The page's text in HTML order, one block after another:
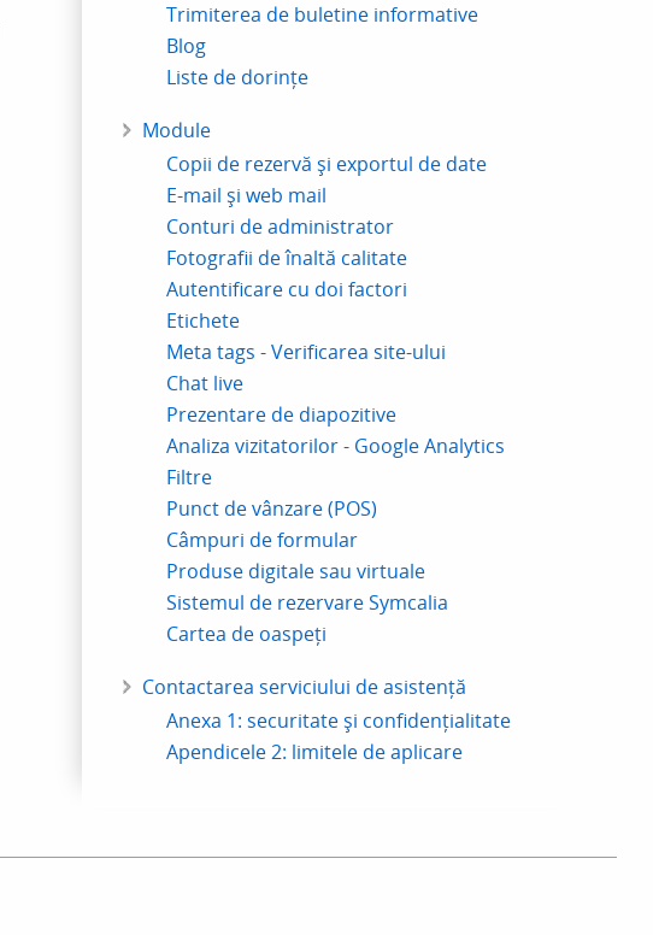
Trimiterea de buletine informative
Blog
Liste de dorințe
Module
Copii de rezervă și exportul de date
E-mail și web mail
Conturi de administrator
Fotografii de înaltă calitate
Autentificare cu doi factori
Etichete
Meta tags - Verificarea site-ului
Chat live
Prezentare de diapozitive
Analiza vizitatorilor - Google Analytics
Filtre
Punct de vânzare (POS)
Câmpuri de formular
Produse digitale sau virtuale
Sistemul de rezervare Symcalia
Cartea de oaspeți
Contactarea serviciului de asistență
Anexa 1: securitate și confidențialitate
Apendicele 2: limitele de aplicare